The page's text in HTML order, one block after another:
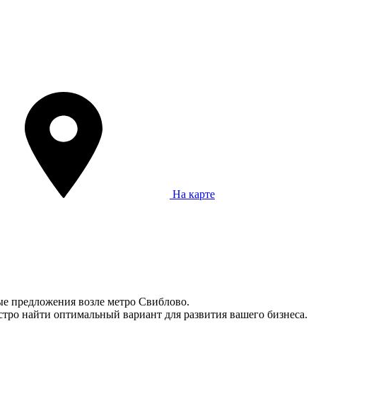
На карте
предложения возле метро Свиблово.
найти оптимальный вариант для развития вашего бизнеса.